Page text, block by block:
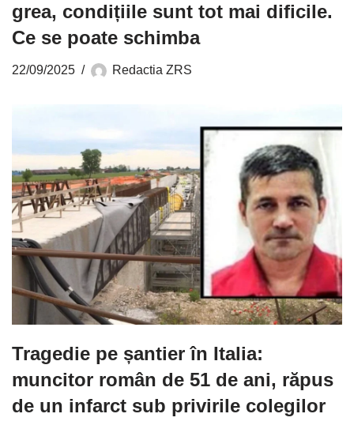
grea, condițiile sunt tot mai dificile.
Ce se poate schimba
22/09/2025 Redactia ZRS
Tragedie pe șantier în Italia:
muncitor român de 51 de ani, răpus
de un infarct sub privirile colegilor